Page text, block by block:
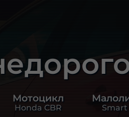
Мотоцикл
Honda CBR